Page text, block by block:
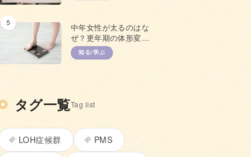
5
中年女性が太るのはな
ぜ？更年期の体形変化
と上手な対策
知る/学ぶ
タグ一覧Tag list
LOH症候群 PMS